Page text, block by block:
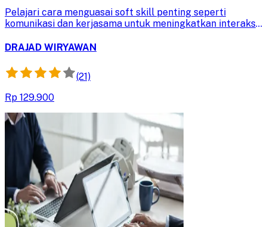
Pelajari cara menguasai soft skill penting seperti
komunikasi dan kerjasama untuk meningkatkan interaksi
membangun keterampilan interpersonal yang berharga.
DRAJAD WIRYAWAN
(21)
Rp 129.900